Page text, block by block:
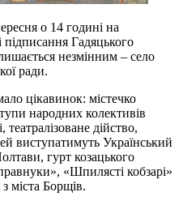
о 14 годині на
підписання Гадяцького
незмінним – село
ради.
цікавинок: містечко
народних колективів
дійство,
виступатимуть Український
и, гурт козацького
«Шпилясті кобзарі»
міста Борщів.